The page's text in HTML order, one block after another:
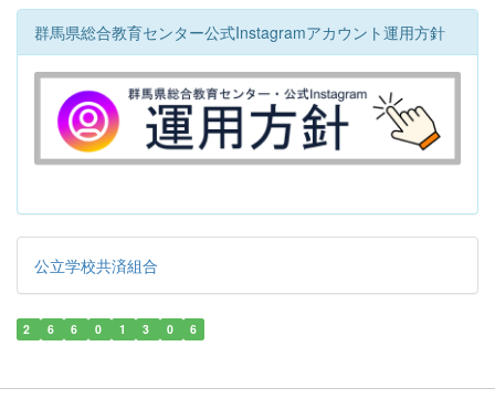
群馬県総合教育センター公式Instagramアカウント運用方針
公立学校共済組合
2 6 6 0 1 3 0 6